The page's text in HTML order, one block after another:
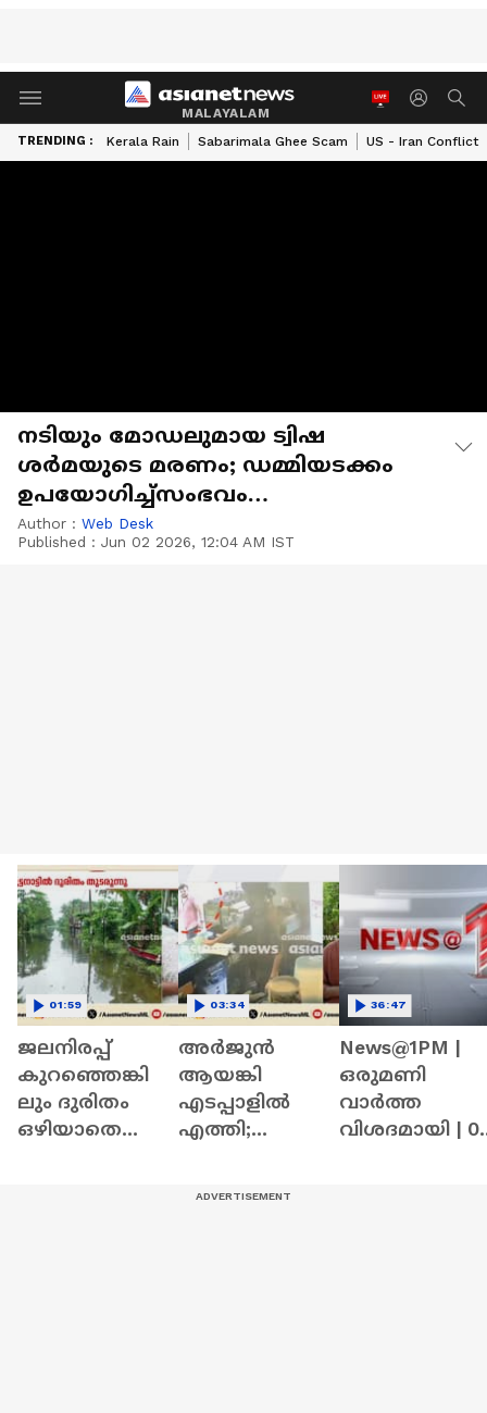
MALAYALAM
TRENDING : Kerala Rain Sabarimala Ghee Scam US - Iran Conflict
നടിയും മോഡലുമായ ട്വിഷ
ശർമയുടെ മരണം; ഡമ്മിയടക്കം
ഉപയോഗിച്ച്സംഭവം
പുനരാവിഷ്‌കരിച്ച് CBI
Author : Web Desk
Published : Jun 02 2026, 12:04 AM IST
ജലനിരപ്പ്
കുറഞ്ഞെങ്കി
ലും ദുരിതം
ഒഴിയാതെ
01:59
അർജുൻ
ആയങ്കി
എടപ്പാളിൽ
എത്തി;
03:34
News@1PM |
ഒരുമണി
വാർത്ത
വിശദമായി |
36:47